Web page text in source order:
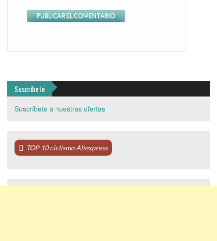
Suscríbete
Suscríbete a nuestras ofertas
TOP 10 ciclismo Aliexpress